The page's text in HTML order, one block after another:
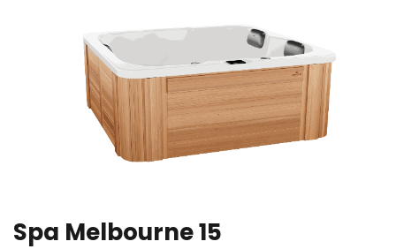
​Spa Melbourne 15